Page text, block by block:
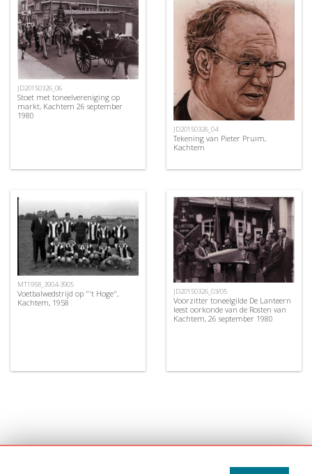
JD20150326_06
Stoet met toneelvereniging op
markt, Kachtem 26 september
1980
JD20150326_04
Tekening van Pieter Pruim,
Kachtem
MT1958_3904-3905
Voetbalwedstrijd op "'t Hoge",
Kachtem, 1958
JD20150326_03/05
Voorzitter toneelgilde De Lanteern
leest oorkonde van de Rosten van
Kachtem, 26 september 1980